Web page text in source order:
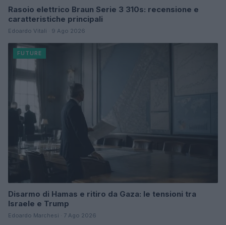
Rasoio elettrico Braun Serie 3 310s: recensione e
caratteristiche principali
Edoardo Vitali · 9 Ago 2026
FUTURE
Disarmo di Hamas e ritiro da Gaza: le tensioni tra
Israele e Trump
Edoardo Marchesi · 7 Ago 2026